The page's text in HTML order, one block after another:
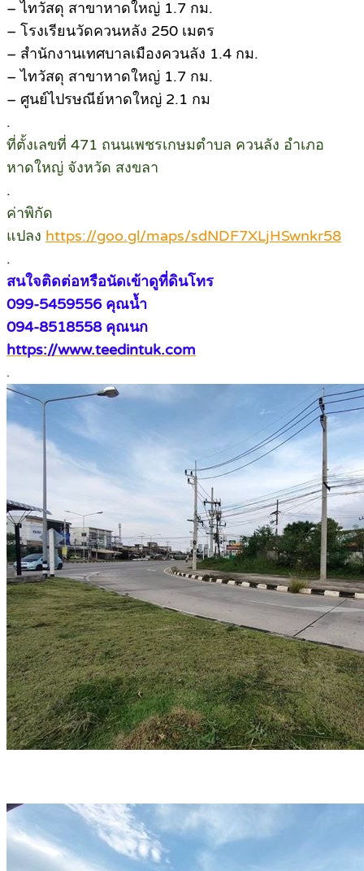
– ไทวัสดุ สาขาหาดใหญ่ 1.7 กม.
– โรงเรียนวัดควนหลัง 250 เมตร
– สำนักงานเทศบาลเมืองควนลัง 1.4 กม.
– ไทวัสดุ สาขาหาดใหญ่ 1.7 กม.
– ศูนย์ไปรษณีย์หาดใหญ่ 2.1 กม
.
ที่ตั้งเลขที่ 471 ถนนเพชรเกษมตำบล ควนลัง อำเภอ
หาดใหญ่ จังหวัด สงขลา
.
ค่าพิกัด
แปลง https://goo.gl/maps/sdNDF7XLjHSwnkr58
.
สนใจติดต่อหรือนัดเข้าดูที่ดินโทร
099-5459556 คุณน้ำ
094-8518558 คุณนก
https://www.teedintuk.com
.